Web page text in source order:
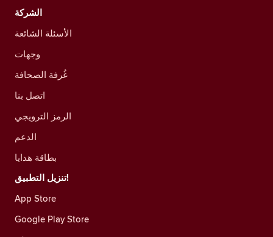
الشركة
الأسئلة الشائعة
وجهات
غُرفة الصحافة
اتصل بنا
الرمز الترويجي
الدعم
بطاقة هدايا
تنزيل التطبيق!
App Store
Google Play Store